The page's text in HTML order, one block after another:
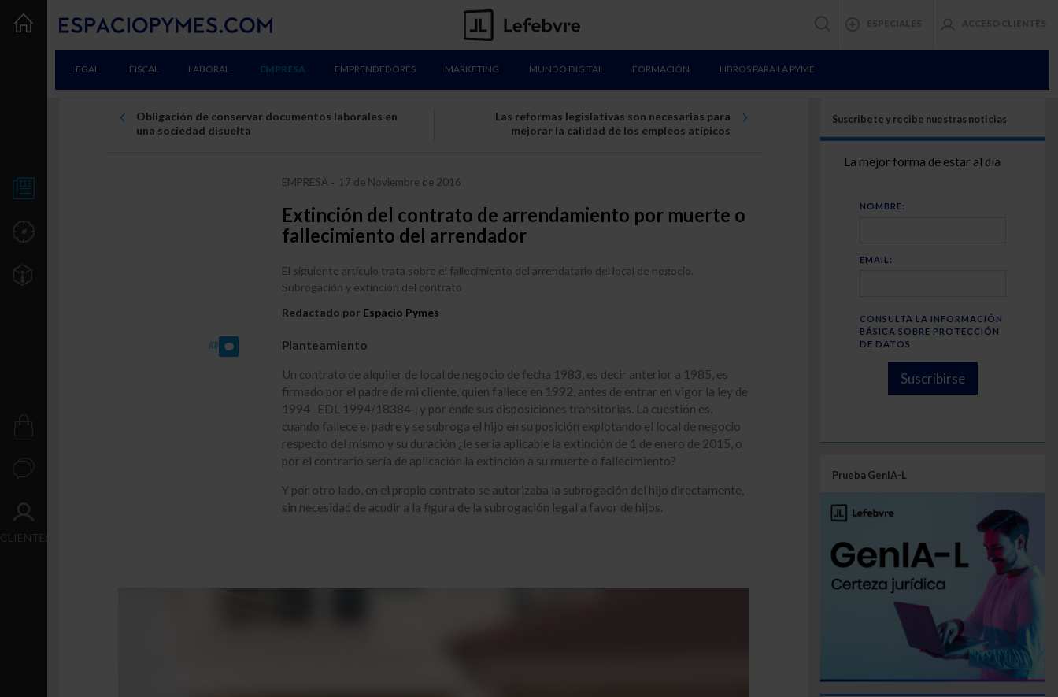
ESPECIALES ACCESO CLIENTES
LEGAL FISCAL LABORAL EMPRESA EMPRENDEDORES MARKETING MUNDO DIGITAL FORMACIÓN LIBROS PARA LA PYME
CLIENTES
Obligación de conservar documentos laborales en
una sociedad disuelta
Las reformas legislativas son necesarias para
mejorar la calidad de los empleos atípicos
EMPRESA- 17 de Noviembre de 2016
Extinción del contrato de arrendamiento por muerte o
fallecimiento del arrendador
El siguiente artículo trata sobre el fallecimiento del arrendatario del local de negocio.
Subrogación y extinción del contrato
Redactado por Espacio Pymes
(0) Planteamiento
Un contrato de alquiler de local de negocio de fecha 1983, es decir anterior a 1985, es
firmado por el padre de mi cliente, quien fallece en 1992, antes de entrar en vigor la ley de
1994 -EDL 1994/18384-, y por ende sus disposiciones transitorias. La cuestión es,
cuando fallece el padre y se subroga el hijo en su posición explotando el local de negocio
respecto del mismo y su duración ¿le sería aplicable la extinción de 1 de enero de 2015, o
por el contrario sería de aplicación la extinción a su muerte o fallecimiento?
Y por otro lado, en el propio contrato se autorizaba la subrogación del hijo directamente,
sin necesidad de acudir a la figura de la subrogación legal a favor de hijos.
Suscríbete y recibe nuestras noticias
La mejor forma de estar al día
NOMBRE:
EMAIL:
CONSULTA LA INFORMACIÓN
BÁSICA SOBRE PROTECCIÓN
DE DATOS
Suscribirse
Prueba GenIA-L